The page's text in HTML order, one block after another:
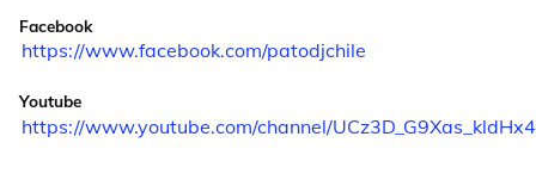
Facebook
https://www.facebook.com/patodjchile
Youtube
https://www.youtube.com/channel/